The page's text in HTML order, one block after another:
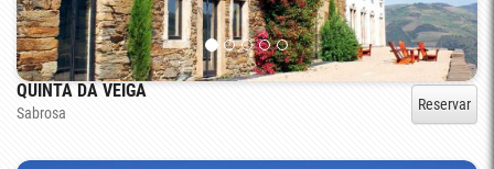
QUINTA DA VEIGA
Sabrosa Reservar